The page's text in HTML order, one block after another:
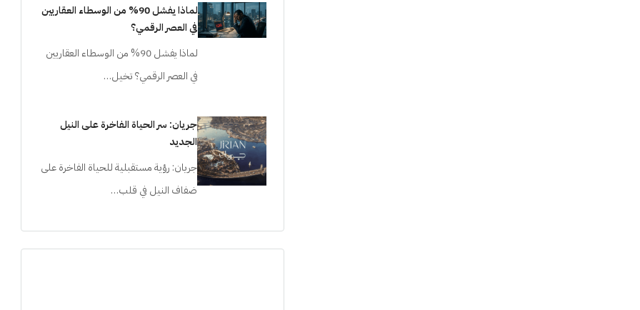
لماذا يفشل 90% من الوسطاء العقاريين
في العصر الرقمي؟
لماذا يفشل 90% من الوسطاء العقاريين
في العصر الرقمي؟ تخيل…
جريان: سر الحياة الفاخرة على النيل
الجديد
جريان: رؤية مستقبلية للحياة الفاخرة على
ضفاف النيل في قلب…